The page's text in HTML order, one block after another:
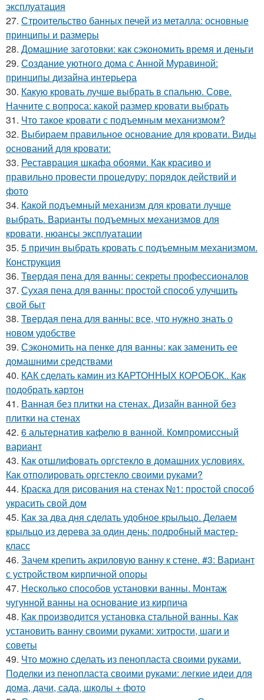
эксплуатация
27. Строительство банных печей из металла: основные
принципы и размеры
28. Домашние заготовки: как сэкономить время и деньги
29. Создание уютного дома с Анной Муравиной:
принципы дизайна интерьера
30. Какую кровать лучше выбрать в спальню. Сове.
Начните с вопроса: какой размер кровати выбрать
31. Что такое кровати с подъемным механизмом?
32. Выбираем правильное основание для кровати. Виды
оснований для кровати:
33. Реставрация шкафа обоями. Как красиво и
правильно провести процедуру: порядок действий и
фото
34. Какой подъемный механизм для кровати лучше
выбрать. Варианты подъемных механизмов для
кровати, нюансы эксплуатации
35. 5 причин выбрать кровать с подъемным механизмом.
Конструкция
36. Твердая пена для ванны: секреты профессионалов
37. Сухая пена для ванны: простой способ улучшить
свой быт
38. Твердая пена для ванны: все, что нужно знать о
новом удобстве
39. Сэкономить на пенке для ванны: как заменить ее
домашними средствами
40. КАК сделать камин из КАРТОННЫХ КОРОБОК.. Как
подобрать картон
41. Ванная без плитки на стенах. Дизайн ванной без
плитки на стенах
42. 6 альтернатив кафелю в ванной. Компромиссный
вариант
43. Как отшлифовать оргстекло в домашних условиях.
Как отполировать оргстекло своими руками?
44. Краска для рисования на стенах №1: простой способ
украсить свой дом
45. Как за два дня сделать удобное крыльцо. Делаем
крыльцо из дерева за один день: подробный мастер-
класс
46. Зачем крепить акриловую ванну к стене. #3: Вариант
с устройством кирпичной опоры
47. Несколько способов установки ванны. Монтаж
чугунной ванны на основание из кирпича
48. Как производится установка стальной ванны. Как
установить ванну своими руками: хитрости, шаги и
советы
49. Что можно сделать из пенопласта своими руками.
Поделки из пенопласта своими руками: легкие идеи для
дома, дачи, сада, школы + фото